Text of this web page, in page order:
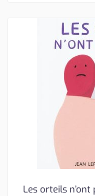
Les orteils n’ont